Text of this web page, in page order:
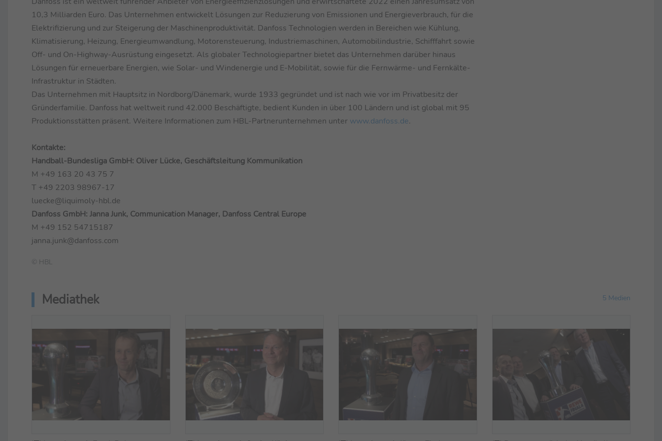
10,3 Milliarden Euro. Das Unternehmen entwickelt Lösungen zur Reduzierung von Emissionen und Energieverbrauch, für die
Elektrifizierung und zur Steigerung der Maschinenproduktivität. Danfoss Technologien werden in Bereichen wie Kühlung,
Klimatisierung, Heizung, Energieumwandlung, Motorensteuerung, Industriemaschinen, Automobilindustrie, Schifffahrt sowie
Off- und On-Highway-Ausrüstung eingesetzt. Als globaler Technologiepartner bietet das Unternehmen darüber hinaus
Lösungen für erneuerbare Energien, wie Solar- und Windenergie und E-Mobilität, sowie für die Fernwärme- und Fernkälte-
Infrastruktur in Städten.
Das Unternehmen mit Hauptsitz in Nordborg/Dänemark, wurde 1933 gegründet und ist nach wie vor im Privatbesitz der
Gründerfamilie. Danfoss hat weltweit rund 42.000 Beschäftigte, bedient Kunden in über 100 Ländern und ist global mit 95
Produktionsstätten präsent. Weitere Informationen zum HBL-Partnerunternehmen unter www.danfoss.de.
Kontakte:
Handball-Bundesliga GmbH: Oliver Lücke, Geschäftsleitung Kommunikation
M +49 163 20 43 75 7
T +49 2203 98967-17
luecke@liquimoly-hbl.de
Danfoss GmbH: Janna Junk, Communication Manager, Danfoss Central Europe
M +49 152 54715187
janna.junk@danfoss.com
© HBL
Mediathek 5 Medien